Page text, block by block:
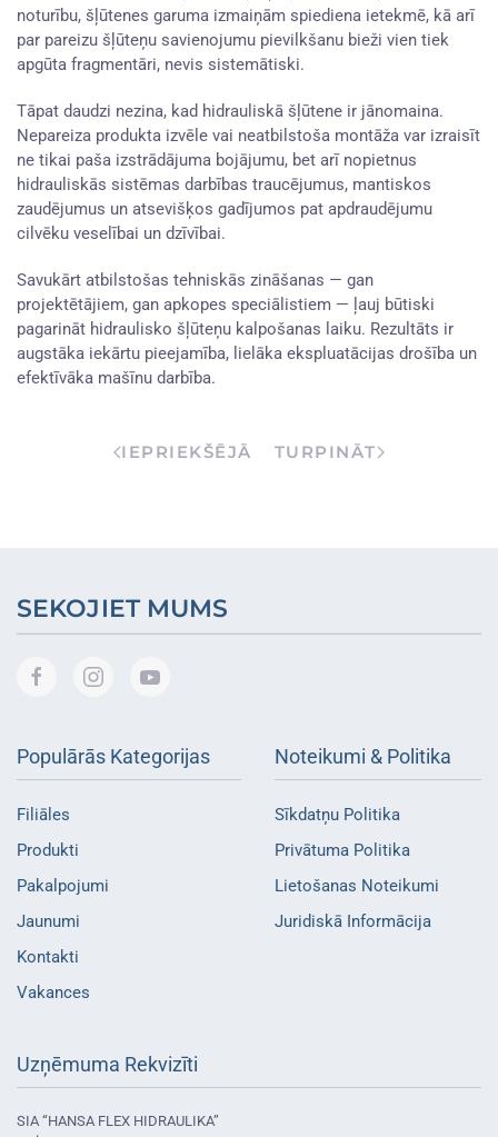
noturību, šļūtenes garuma izmaiņām spiediena ietekmē, kā arī
par pareizu šļūteņu savienojumu pievilkšanu bieži vien tiek
apgūta fragmentāri, nevis sistemātiski.
Tāpat daudzi nezina, kad hidrauliskā šļūtene ir jānomaina.
Nepareiza produkta izvēle vai neatbilstoša montāža var izraisīt
ne tikai paša izstrādājuma bojājumu, bet arī nopietnus
hidrauliskās sistēmas darbības traucējumus, mantiskos
zaudējumus un atsevišķos gadījumos pat apdraudējumu
cilvēku veselībai un dzīvībai.
Savukārt atbilstošas tehniskās zināšanas — gan
projektētājiem, gan apkopes speciālistiem — ļauj būtiski
pagarināt hidraulisko šļūteņu kalpošanas laiku. Rezultāts ir
augstāka iekārtu pieejamība, lielāka ekspluatācijas drošība un
efektīvāka mašīnu darbība.
IEPRIEKŠĒJĀ TURPINĀT
SEKOJIET MUMS
Populārās Kategorijas
Filiāles
Produkti
Pakalpojumi
Jaunumi
Kontakti
Vakances
Noteikumi & Politika
Sīkdatņu Politika
Privātuma Politika
Lietošanas Noteikumi
Juridiskā Informācija
Uzņēmuma Rekvizīti
SIA “HANSA FLEX HIDRAULIKA”